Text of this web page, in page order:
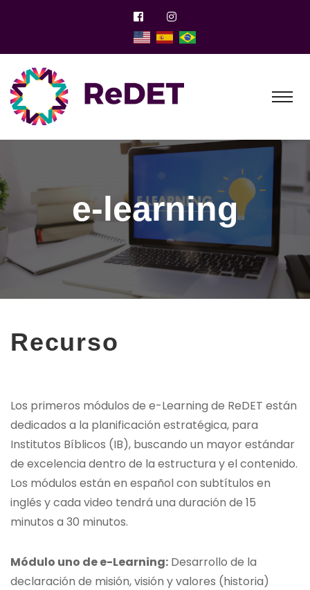
e-learning
Recurso
Los primeros módulos de e-Learning de ReDET están
dedicados a la planificación estratégica, para
Institutos Bíblicos (IB), buscando un mayor estándar
de excelencia dentro de la estructura y el contenido.
Los módulos están en español con subtítulos en
inglés y cada video tendrá una duración de 15
minutos a 30 minutos.
Módulo uno de e-Learning: Desarrollo de la
declaración de misión, visión y valores (historia)